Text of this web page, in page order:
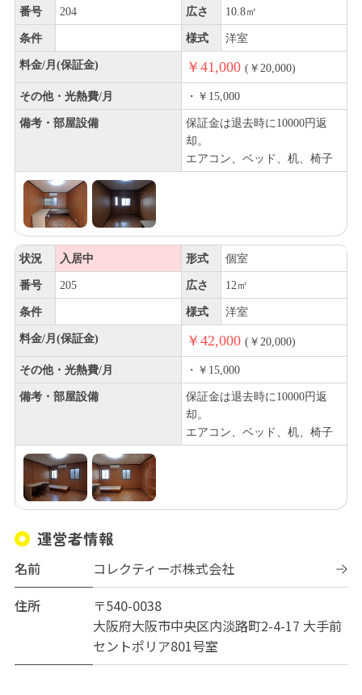
番号 204 広さ 10.8㎡
条件 様式 洋室
料金/月(保証金) ￥41,000 (￥20,000)
その他・光熱費/月 ・￥15,000
備考・部屋設備
保証金は退去時に10000円返
却。
エアコン、ベッド、机、椅子
状況 入居中 形式 個室
番号 205 広さ 12㎡
条件 様式 洋室
料金/月(保証金) ￥42,000 (￥20,000)
その他・光熱費/月 ・￥15,000
備考・部屋設備
保証金は退去時に10000円返
却。
エアコン、ベッド、机、椅子
運営者情報
名前
コレクティーボ株式会社
住所
〒540-0038
大阪府大阪市中央区内淡路町2-4-17 大手前
セントポリア801号室